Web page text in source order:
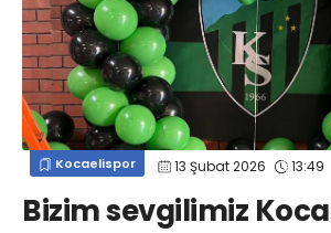
Kocaelispor 13 Şubat 2026 13:49
Bizim sevgilimiz
Okul Sporları
Web TV